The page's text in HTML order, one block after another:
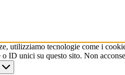
utilizziamo tecnologie come i
ID unici su questo sito. Non